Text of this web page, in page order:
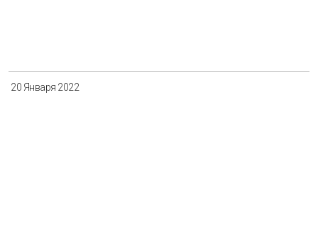
20 Января 2022